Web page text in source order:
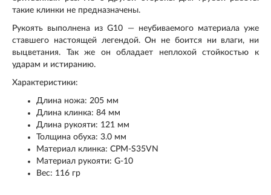
такие клинки не предназначены.
Рукоять выполнена из G10 — неубиваемого материала уже
ставшего настоящей легендой. Он не боится ни влаги, ни
выцветания. Так же он обладает неплохой стойкостью к
ударам и истиранию.
Характеристики:
Длина ножа: 205 мм
Длина клинка: 84 мм
Длина рукояти: 121 мм
Толщина обуха: 3.0 мм
Материал клинка: CPM-S35VN
Материал рукояти: G-10
Вес: 116 гр